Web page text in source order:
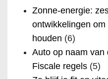
Zonne-energie:
ontwikkelingen
houden (6)
Auto op naam van
Fiscale regels (5)